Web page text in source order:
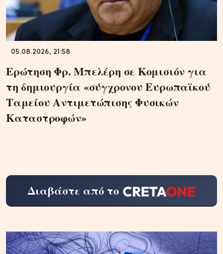
05.08.2026, 21:58
Ερώτηση Φρ. Μπελέρη σε Κομισιόν για
τη δημιουργία «σύγχρονου Ευρωπαϊκού
Ταμείου Αντιμετώπισης Φυσικών
Καταστροφών»
Διαβάστε από το